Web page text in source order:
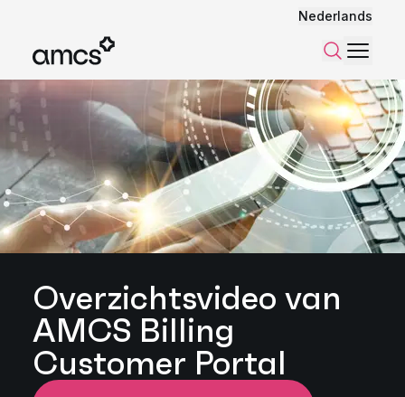
Nederlands
ZoekenMenu
Overzichtsvideo van
AMCS Billing
Customer Portal